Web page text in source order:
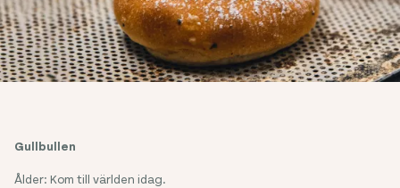
Gullbullen
Ålder: Kom till världen idag.